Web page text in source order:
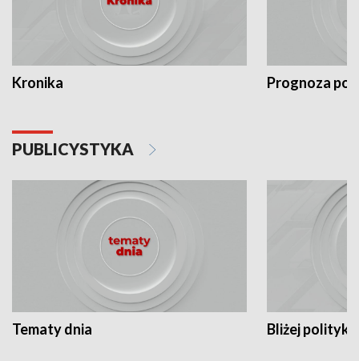
Kronika Prognoza
PUBLICYSTYKA
Tematy dnia Bliżej polityki